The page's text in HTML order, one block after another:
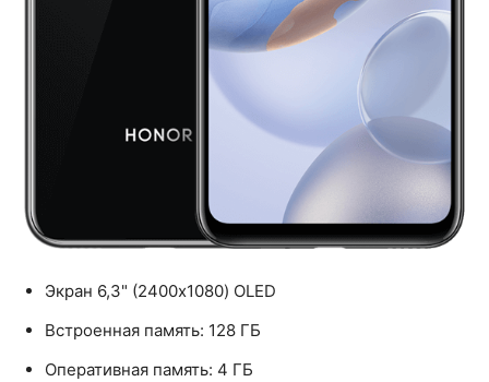
Экран 6,3" (2400x1080) OLED
Встроенная память: 128 ГБ
Оперативная память: 4 ГБ